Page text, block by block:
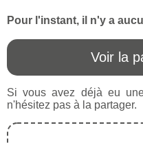
Pour l'instant, il n'y a
Voir la
Si vous avez déjà eu
n'hésitez pas à la partager.